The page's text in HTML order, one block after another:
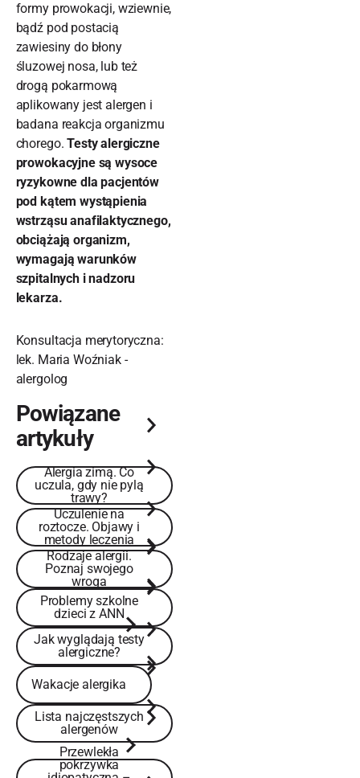
formy prowokacji, wziewnie,
bądź pod postacią
zawiesiny do błony
śluzowej nosa, lub też
drogą pokarmową
aplikowany jest alergen i
badana reakcja organizmu
chorego.Testy alergiczne
prowokacyjne są wysoce
ryzykowne dla pacjentów
pod kątem wystąpienia
wstrząsu anafilaktycznego,
obciążają organizm,
wymagają warunków
szpitalnych i nadzoru
lekarza.
Konsultacja merytoryczna:
lek. Maria Woźniak -
alergolog
Powiązane
artykuły
Alergia zimą. Co uczula, gdy nie pylą trawy?
Alergia zimą. Co
uczula, gdy nie pylą
trawy?
Uczulenie na roztocze. Objawy i metody leczenia
Uczulenie na
roztocze. Objawy i
metody leczenia
Rodzaje alergii. Poznaj swojego wroga
Rodzaje alergii.
Poznaj swojego
wroga
Problemy szkolne dzieci z ANN
Problemy szkolne
dzieci z ANN
Jak wyglądają testy alergiczne?
Jak wyglądają testy
alergiczne?
Wakacje alergika
Wakacje alergika
Lista najczęstszych alergenów
Lista najczęstszych
alergenów
Przewlekła pokrzywka idiopatyczna – objawy, przyczyny i
Przewlekła
pokrzywka